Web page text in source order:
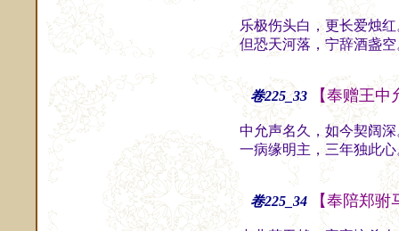
乐极伤头白，更长爱烛
但恐天河落，宁辞酒盏
卷225_33 【奉赠王
中允声名久，如今契阔
一病缘明主，三年独此
卷225_34 【奉陪郑